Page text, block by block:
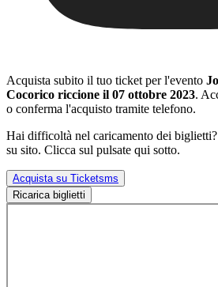
Acquista subito il tuo ticket per l'evento
Cocorico riccione il 07 ottobre 2023.
o conferma l'acquisto tramite telefono.
Hai difficoltà nel caricamento dei
su sito. Clicca sul pulsate qui sotto.
Acquista su Ticketsms
Ricarica biglietti